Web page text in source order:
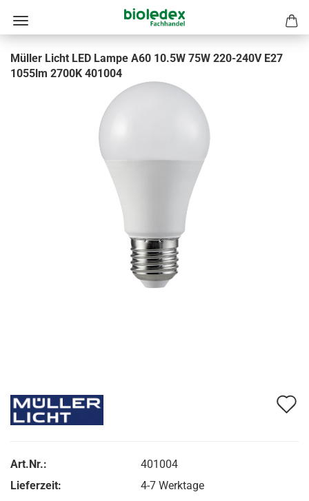
Müller Licht LED Lampe A60 10.5W 75W 220-240V E27
1055lm 2700K 401004
Art.Nr.:
401004
Lieferzeit:
4-7 Werktage